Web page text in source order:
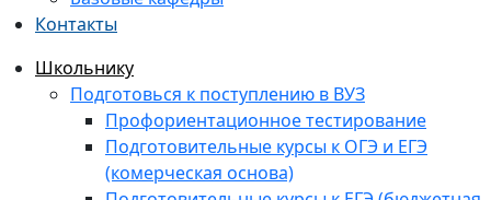
Контакты
Школьнику
Подготовься к поступлению в ВУЗ
Профориентационное тестирование
Подготовительные курсы к ОГЭ и ЕГЭ
(комерческая основа)